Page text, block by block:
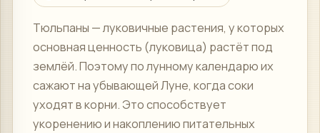
Тюльпаны — луковичные растения, у которых
основная ценность (луковица) растёт под
землёй. Поэтому по лунному календарю их
сажают на убывающей Луне, когда соки
уходят в корни. Это способствует
укоренению и накоплению питательных